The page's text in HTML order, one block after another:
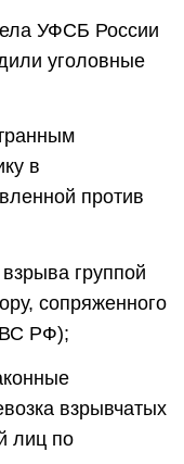
УФСБ России
уголовные
в
против
группой
сопряженного
ВС РФ);
взрывчатых
лиц по